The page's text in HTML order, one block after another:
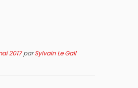
2017 parSylvain Le Gall